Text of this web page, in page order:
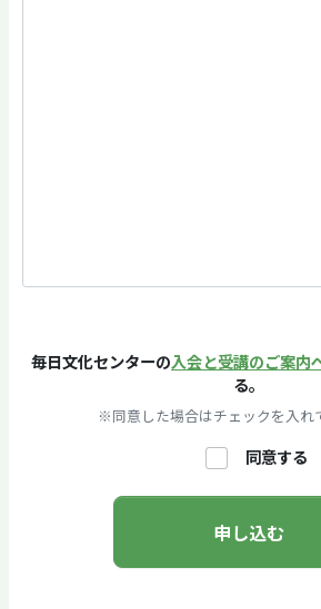
毎日文化センターの入会と受講のご案内
る。
※同意した場合はチェックを入れ
同意する